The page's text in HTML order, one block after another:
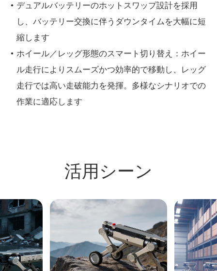
デュアルバッテリーのホットスワップ設計を採用
し、バッテリー交換に伴うダウンタイムを大幅に短
縮します
ホイール／レッグ形態のスマート切り替え：ホイー
ル走行によりスムーズかつ効率的で移動し、レッグ
走行では高い走破能力を発揮。多様なシナリオでの
作業に適応します
活用シーン